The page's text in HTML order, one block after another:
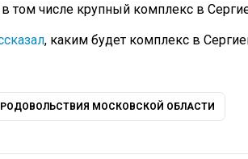
том числе крупный комплекс в
, каким будет комплекс в
МОСКОВСКОЙ ОБЛАСТИ